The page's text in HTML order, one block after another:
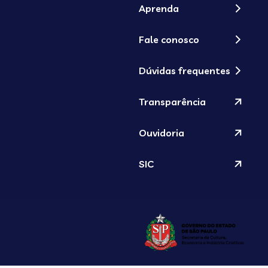
Aprenda
Fale conosco
Dúvidas frequentes
Transparência
Ouvidoria
SIC